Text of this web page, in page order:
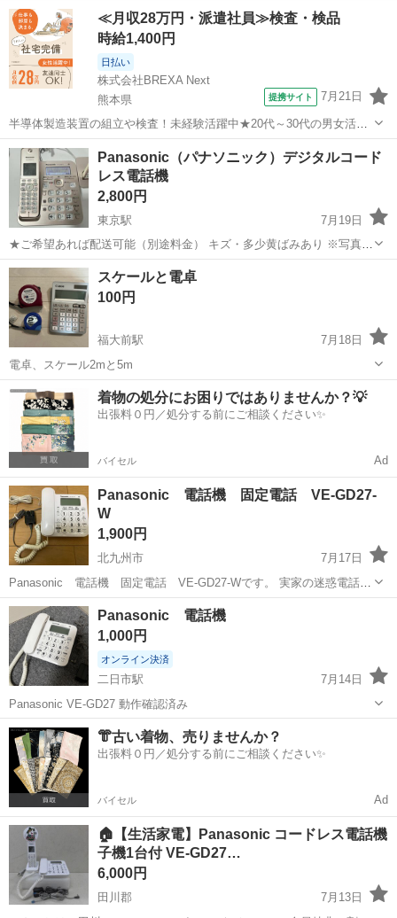
福岡 北九州市 安部山公園駅 電話、ＦＡＸ パイオニア
≪月収28万円・派遣社員≫検査・検品
時給1,400円
日払い
株式会社BREXA Next
熊本県
提携サイト 7月21日
半導体製造装置の組立や検査！未経験活躍中★20代～30代の男女活躍
中★ワンルーム寮完備！赴任旅費会社負担！マイカー通勤OK！無料駐
車場あり！正社員登用あり！《熊本県菊池郡大津町》 人気の工場のお
仕事 ◇半導体製造装置の組立...
熊本 その他
Panasonic（パナソニック）デジタルコード
レス電話機
2,800円
東京駅
7月19日
★ご希望あれば配送可能（別途料金） キズ・多少黄ばみあり ※写真ご
確認下さい ★掃除済み ★動作確認済み 【商品名】 Panasonic（パナ
ソニック） デジタルコードレス電話機 「RU・RU・RUVE-GZ50-
N」...
福岡 福岡市 電話、ＦＡＸ
スケールと電卓
100円
福大前駅
7月18日
電卓、スケール2mと5m
福岡 福大前駅 電話、ＦＡＸ
着物の処分にお困りではありませんか？💡
出張料０円／処分する前にご相談ください✨
バイセル Ad
Panasonic 電話機 固定電話 VE-GD27-
W
1,900円
北九州市
7月17日
Panasonic 電話機 固定電話 VE-GD27-Wです。 実家の迷惑電話対
策用に購入しました。 高齢者が使いやすいシンプル設計で、 詐欺や迷
惑電話対策機能が付いてます。 使用頻度も少なく日焼けも無さそうで
奇麗な...
福岡 北九州市 電話、ＦＡＸ 固定電話
Panasonic 電話機
1,000円
オンライン決済
二日市駅
7月14日
Panasonic VE-GD27 動作確認済み
福岡 筑紫野市 二日市駅 電話、ＦＡＸ
👘古い着物、売りませんか？
出張料０円／処分する前にご相談ください✨
バイセル Ad
🏠【生活家電】Panasonic コードレス電話機
子機1台付 VE-GD27…
6,000円
田川郡
7月13日